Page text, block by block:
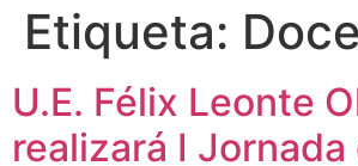
Etiqueta:
U.E. Félix Leonte
realizará I Jornada